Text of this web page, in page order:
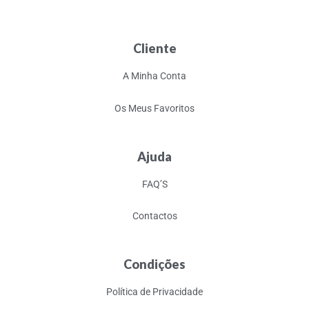
Cliente
A Minha Conta
Os Meus Favoritos
Ajuda
FAQ’S
Contactos
Condições
Política de Privacidade